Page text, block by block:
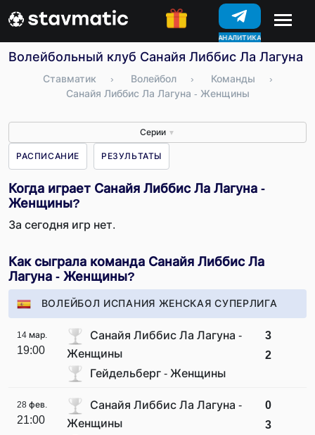
АНАЛИТИКА
КОНКУРСЫ
Волейбольный клуб Санайя Либбис Ла Лагуна
Ставматик › Волейбол › Команды
›
Санайя Либбис Ла Лагуна - Женщины
Серии ▼
РАСПИСАНИЕ РЕЗУЛЬТАТЫ
Когда играет Санайя Либбис Ла Лагуна -
Женщины?
За сегодня игр нет.
Как сыграла команда Санайя Либбис Ла
Лагуна - Женщины?
ВОЛЕЙБОЛ ИСПАНИЯ ЖЕНСКАЯ СУПЕРЛИГА
14 мар.
19:00
Санайя Либбис Ла Лагуна -
Женщины
Гейдельберг - Женщины
3
2
28 фев.
21:00
Санайя Либбис Ла Лагуна -
Женщины
0
3